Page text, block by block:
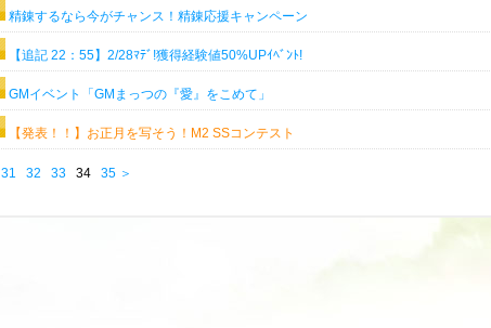
精錬するなら今がチャンス！精錬応援キャンペーン
【追記 22：55】2/28ﾏﾃﾞ!獲得経験値50%UPｲﾍﾞﾝﾄ!
GMイベント「GMまっつの『愛』をこめて」
【発表！！】お正月を写そう！M2 SSコンテスト
31 32 33 34 35 ＞